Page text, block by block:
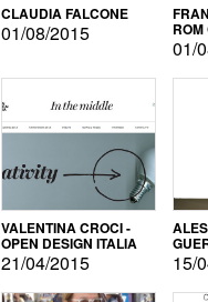
CLAUDIA FALCONE
01/08/2015
01/
VALENTINA CROCI -
OPEN DESIGN ITALIA
21/04/2015 15/